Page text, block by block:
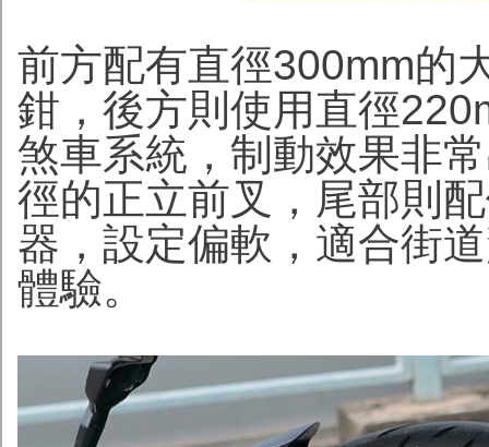
前方配有直徑300mm的
鉗，後方則使用直徑
煞車系統，制動效果非
徑的正立前叉，尾部則
器，設定偏軟，適合街
體驗。